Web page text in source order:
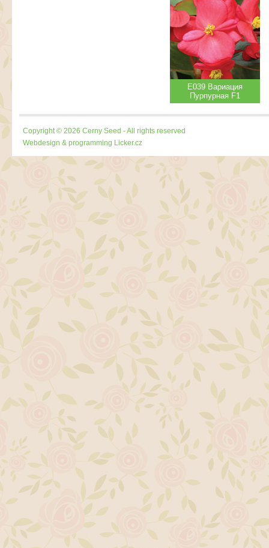
Е039 Вариация
Пурпурная F1
Copyright © 2026 Cerny Seed - All rights reserved
Webdesign & programming Licker.cz